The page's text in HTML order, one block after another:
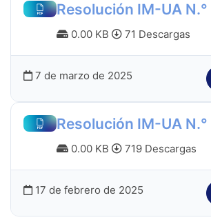
Resolución IM-UA
0.00 KB 71 Descargas
7 de marzo de 2025
Resolución IM-UA
0.00 KB 719 Descargas
17 de febrero de 2025